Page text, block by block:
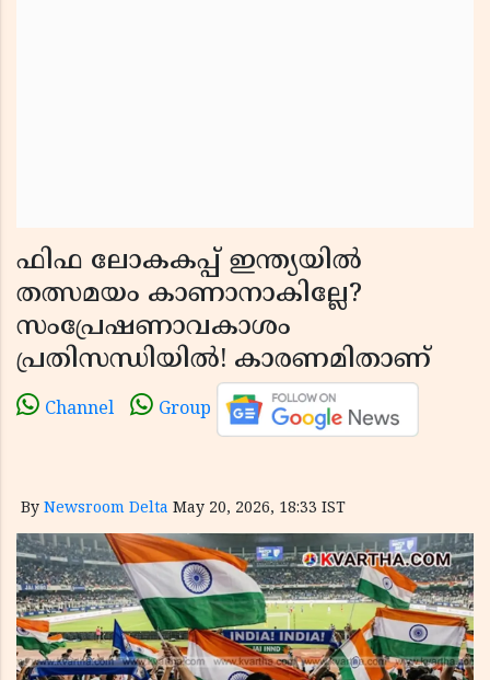
ഫിഫ ലോകകപ്പ് ഇന്ത്യയിൽ
തത്സമയം കാണാനാകില്ലേ?
സംപ്രേഷണാവകാശം
പ്രതിസന്ധിയിൽ! കാരണമിതാണ്
Channel Group
By Newsroom Delta May 20, 2026, 18:33 IST